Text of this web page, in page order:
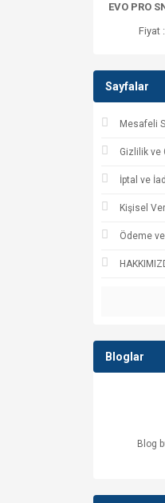
EVO PRO
Fiyat :
Sayfalar
Mesafeli
Gizlilik ve
İptal ve
Kişisel
Ödeme
Bloglar
Blog